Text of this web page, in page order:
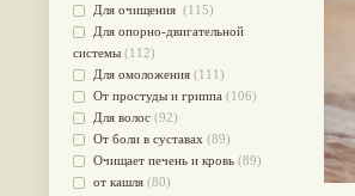
Для очищения (115)
Для опорно-двигательной
системы (112)
Для омоложения (111)
От простуды и гриппа (106)
Для волос (92)
От боли в суставах (89)
Очищает печень и кровь (89)
от кашля (80)